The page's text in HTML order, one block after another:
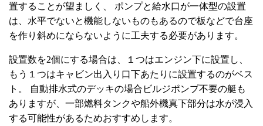
置することが望ましく、 ポンプと給水口が一体型の設置
は、水平でないと機能しないものもあるので板などで台座
を作り斜めにならないように工夫する必要があります。
設置数を2個にする場合は、１つはエンジン下に設置し、
もう１つはキャビン出入り口下あたりに設置するのがベス
ト。 自動排水式のデッキの場合ビルジポンプ不要の艇も
ありますが、一部燃料タンクや船外機真下部分は水が浸入
する可能性があるためおすすめします。